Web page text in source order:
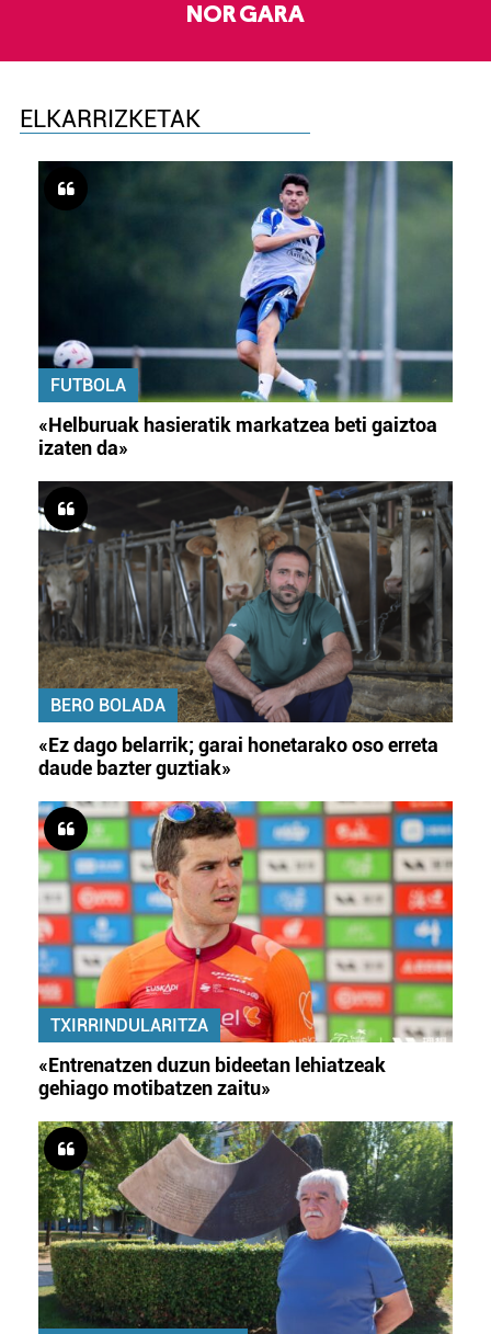
NOR GARA
ELKARRIZKETAK
FUTBOLA
«Helburuak hasieratik markatzea beti gaiztoa
izaten da»
BERO BOLADA
«Ez dago belarrik; garai honetarako oso erreta
daude bazter guztiak»
TXIRRINDULARITZA
«Entrenatzen duzun bideetan lehiatzeak
gehiago motibatzen zaitu»